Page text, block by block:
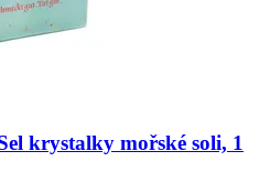
krystalky mořské soli, 1